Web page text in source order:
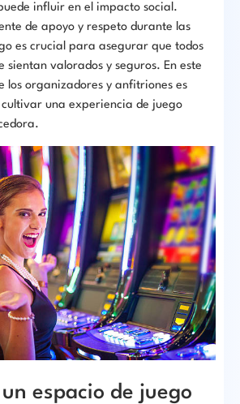
influir en el impacto social.
de apoyo y respeto durante las
es crucial para asegurar que todos
sientan valorados y seguros. En este
los organizadores y anfitriones es
una experiencia de juego
espacio de juego